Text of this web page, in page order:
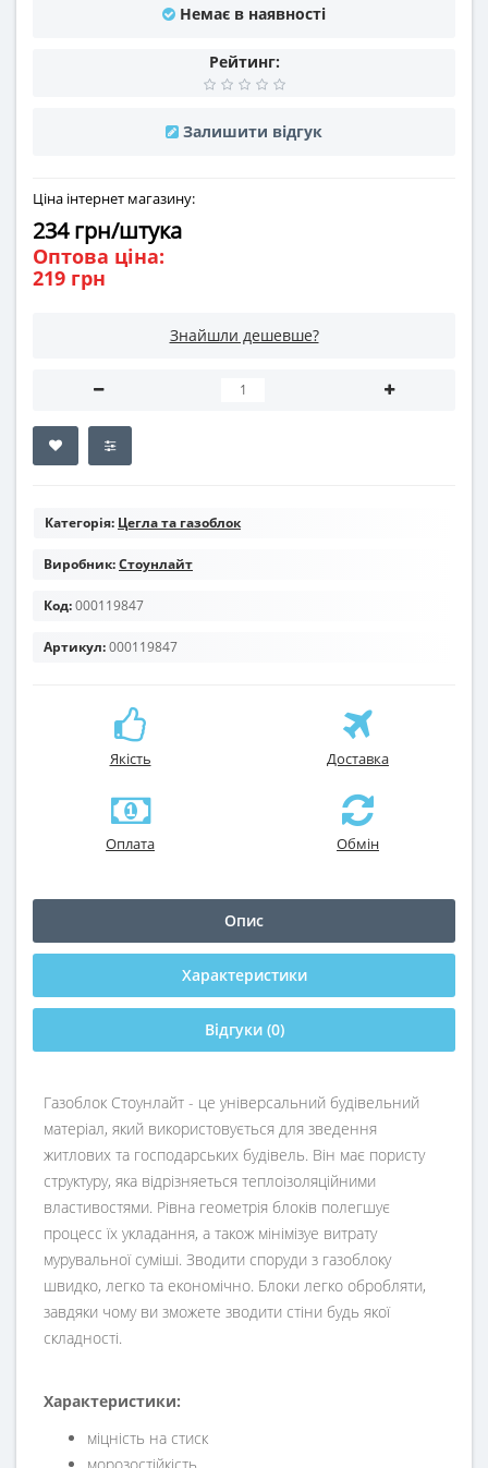
Немає в наявності
Рейтинг:
Залишити відгук
Ціна інтернет магазину:
234 грн/штука
Оптова ціна:
219 грн
Знайшли дешевше?
Категорія: Цегла та газоблок
Виробник:Стоунлайт
Код:000119847
Артикул:000119847
Якість Доставка
Оплата Обмін
Опис
Характеристики
Відгуки (0)
Газоблок Стоунлайт - це універсальний будівельний
матеріал, який використовується для зведення
житлових та господарських будівель. Він має пористу
структуру, яка відрізняеться теплоізоляційними
властивостями. Рівна геометрія блоків полегшує
процесс їх укладання, а також мінімізуе витрату
мурувальної суміші. Зводити споруди з газоблоку
швидко, легко та економічно. Блоки легко обробляти,
завдяки чому ви зможете зводити стіни будь якої
складності.
Характеристики:
міцність на стиск